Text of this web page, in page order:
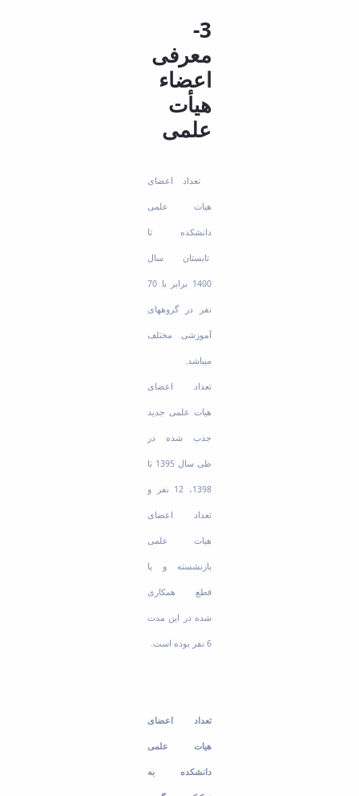
3-
معرفی
اعضاء
هیأت
علمی
تعداد اعضای
هیات علمی
دانشکده تا
تابستان سال
1400 برابر با 70
نفر در گروه­های
آموزشی مختلف
می­باشد.
تعداد اعضای
هیات علمی جدید
جذب شده در
طی سال 1395 تا
1398، 12 نفر و
تعداد اعضای
هیات علمی
بازنشسته و یا
قطع همکاری
شده در این مدت
6 نفر بوده است.
تعداد اعضای
هیات علمی
دانشکده به